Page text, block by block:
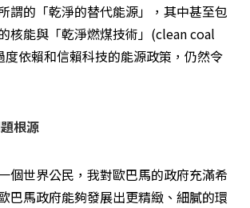
謂的「乾淨的替代能源」，其中甚至包
核能與「乾淨燃煤技術」(clean coal
依賴和信賴科技的能源政策，仍然令
根源
個世界公民，我對歐巴馬的政府充滿希
巴馬政府能夠發展出更精緻、細膩的環